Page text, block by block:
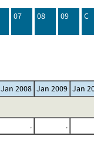
07 08 09 C
Jan 2008 Jan 2009 Jan
. .